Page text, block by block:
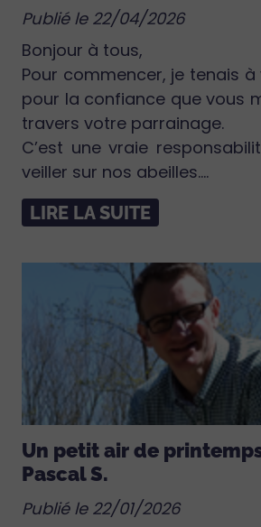
Publié le 22/04/2026
Bonjour à tous,
Pour commencer, je tenais
pour la confiance que vous
travers votre parrainage.
C’est une vraie
veiller sur nos abeilles....
LIRE LA SUITE
Un petit air de
Pascal S.
Publié le 22/01/2026